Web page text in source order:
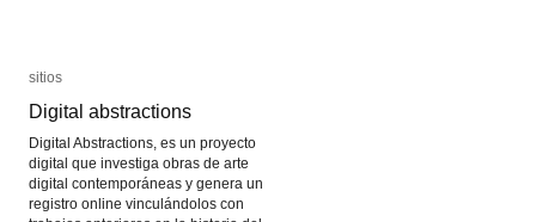
sitios
Digital abstractions
Digital Abstractions, es un proyecto
digital que investiga obras de arte
digital contemporáneas y genera un
registro online vinculándolos con
sitios
Digital abstractions